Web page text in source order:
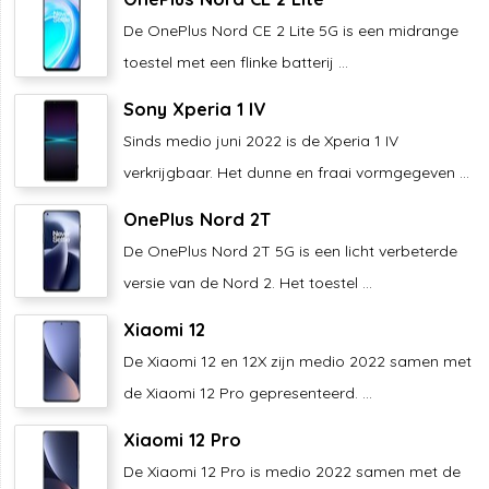
De OnePlus Nord CE 2 Lite 5G is een midrange
toestel met een flinke batterij ...
Sony Xperia 1 IV
Sinds medio juni 2022 is de Xperia 1 IV
verkrijgbaar. Het dunne en fraai vormgegeven ...
OnePlus Nord 2T
De OnePlus Nord 2T 5G is een licht verbeterde
versie van de Nord 2. Het toestel ...
Xiaomi 12
De Xiaomi 12 en 12X zijn medio 2022 samen met
de Xiaomi 12 Pro gepresenteerd. ...
Xiaomi 12 Pro
De Xiaomi 12 Pro is medio 2022 samen met de